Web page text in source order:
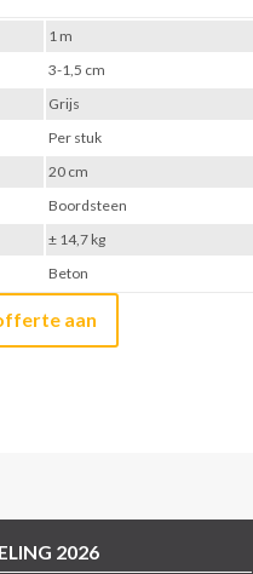
aan
1 m
3-1,5 cm
Grijs
Per stuk
20 cm
Boordsteen
± 14,7 kg
Beton
2026